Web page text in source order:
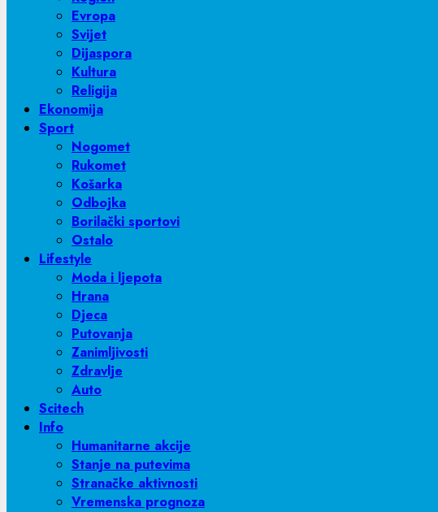
Evropa
Svijet
Dijaspora
Kultura
Religija
Ekonomija
Sport
Nogomet
Rukomet
Košarka
Odbojka
Borilački sportovi
Ostalo
Lifestyle
Moda i ljepota
Hrana
Djeca
Putovanja
Zanimljivosti
Zdravlje
Auto
Scitech
Info
Humanitarne akcije
Stanje na putevima
Stranačke aktivnosti
Vremenska prognoza